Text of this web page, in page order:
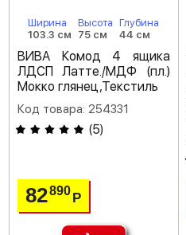
Ширина
103.3 см
Высота
75 см
Глубина
44 см
ВИВА Комод 4 ящика
ЛДСП Латте./МДФ (пл.)
Мокко глянец,Текстиль
Код товара: 254331
(5)
82890Р